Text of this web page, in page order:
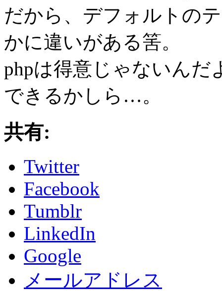
だから、デフォルトの
かに違いがある筈。
phpは得意じゃないん
できるかしら…。
共有:
Twitter
Facebook
Tumblr
LinkedIn
Google
メールアドレス